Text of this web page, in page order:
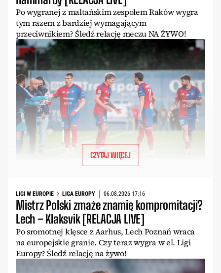
Po wygranej z maltańskim zespołem Raków wygra
tym razem z bardziej wymagającym
przeciwnikiem? Śledź relację meczu NA ŻYWO!
CZYTAJ WIĘCEJ
LIGI W EUROPIE LIGA EUROPY 06.08.2026 17:16
Mistrz Polski zmaże znamię kompromitacji?
Lech – Klaksvik [RELACJA LIVE]
Po sromotnej klęsce z Aarhus, Lech Poznań wraca
na europejskie granie. Czy teraz wygra w el. Ligi
Europy? Śledź relację na żywo!